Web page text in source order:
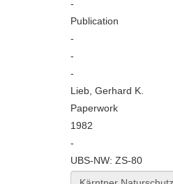
-
Publication
-
-
-
Lieb, Gerhard K.
Paperwork
1982
-
UBS-NW: ZS-80